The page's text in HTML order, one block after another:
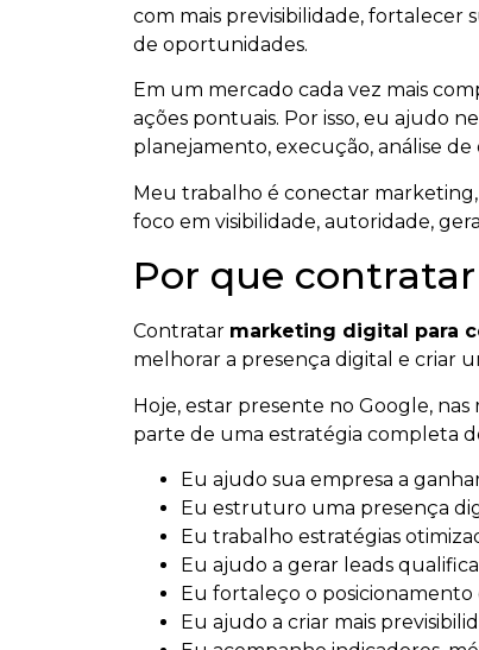
com mais previsibilidade, fortalecer
de oportunidades.
Em um mercado cada vez mais
ações pontuais. Por isso, eu ajudo
planejamento, execução, análise
Meu trabalho é conectar marketing,
foco em visibilidade, autoridade,
Por que
Contratar marketing digital para
melhorar a presença digital e criar
Hoje, estar presente no Google, nas
parte de uma estratégia completa
Eu ajudo sua empresa a
Eu estruturo uma presença
Eu trabalho estratégias
Eu ajudo a gerar leads
Eu fortaleço o posicionamento
Eu ajudo a criar mais